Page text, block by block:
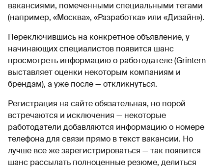
вакансиями, помеченными специальными тегами
(например, «Москва», «Разработка» или «Дизайн»).
Переключившись на конкретное объявление, у
начинающих специалистов появится шанс
просмотреть информацию о работодателе (Grintern
выставляет оценки некоторым компаниям и
брендам), а уже после — откликнуться.
Регистрация на сайте обязательная, но порой
встречаются и исключения — некоторые
работодатели добавляются информацию о номере
телефона для связи прямо в текст вакансии. Но
лучше все же зарегистрироваться — так появится
шанс рассылать полноценные резюме, делиться